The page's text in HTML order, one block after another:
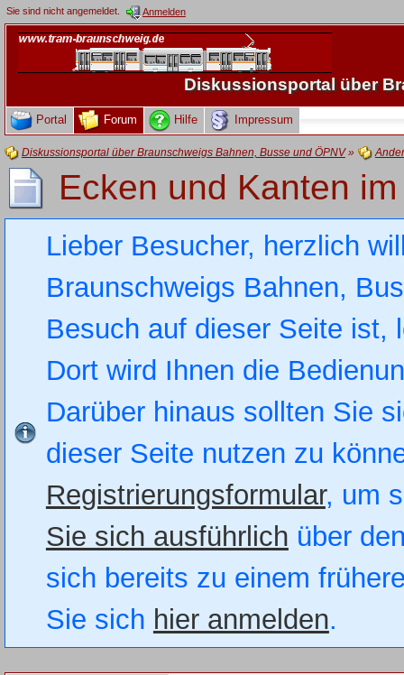
Sie sind nicht angemeldet. Anmelden
Diskussionsportal über
Portal Forum Hilfe Impressum
Diskussionsportal über Braunschweigs Bahnen, Busse und ÖPNV»
Ecken und Kanten
Lieber Besucher, herzlich
Braunschweigs Bahnen,
Besuch auf dieser Seite
Dort wird Ihnen die
Darüber hinaus sollten Sie
dieser Seite nutzen zu
Registrierungsformular, um
Sie sich ausführlich über
sich bereits zu einem
Sie sich hier anmelden.